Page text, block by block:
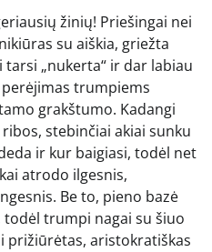
žinių! Priešingai nei
su aiškia, griežta
„nukerta“ ir dar labiau
trumpiems
grakštumo. Kadangi
stebinčiai akiai sunku
ir kur baigiasi, todėl net
atrodo ilgesnis,
Be to, pieno bazė
trumpi nagai su šiuo
prižiūrėtas, aristokratiškas